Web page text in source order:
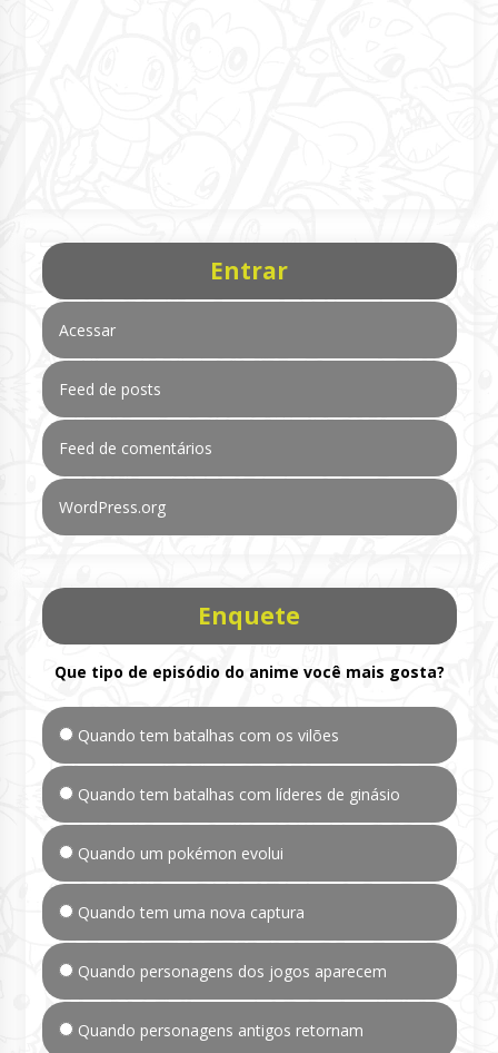
Entrar
Acessar
Feed de posts
Feed de comentários
WordPress.org
Enquete
Que tipo de episódio do anime você mais gosta?
Quando tem batalhas com os vilões
Quando tem batalhas com líderes de ginásio
Quando um pokémon evolui
Quando tem uma nova captura
Quando personagens dos jogos aparecem
Quando personagens antigos retornam